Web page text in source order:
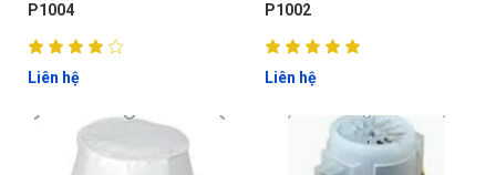
P1004
Liên hệ
P1002
Liên hệ